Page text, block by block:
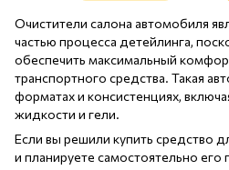
Очистители салона автомобиля
частью процесса детейлинга,
обеспечить максимальный
транспортного средства. Такая
форматах и консистенциях,
жидкости и гели.
Если вы решили купить средство
и планируете самостоятельно его